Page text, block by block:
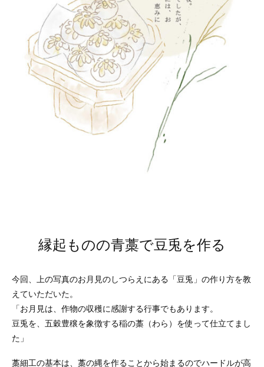
縁起ものの青藁で豆兎を作る
今回、上の写真のお月見のしつらえにある「豆兎」の作り方を教
えていただいた。
「お月見は、作物の収穫に感謝する行事でもあります。
豆兎を、五穀豊穣を象徴する稲の藁（わら）を使って仕立てまし
た」
藁細工の基本は、藁の縄を作ることから始まるのでハードルが高